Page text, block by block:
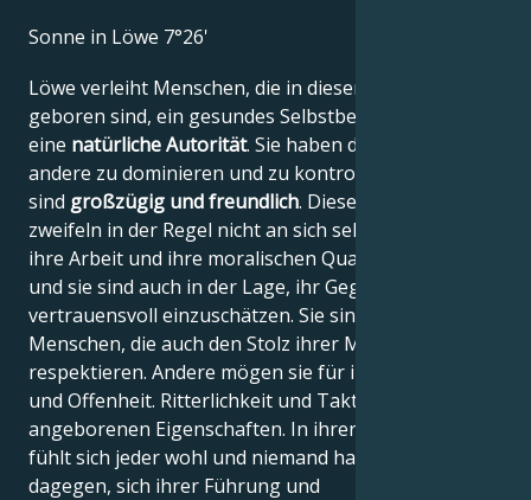
Sonne in Löwe 7°26'
Löwe verleiht Menschen, die in diesem Zeichen
geboren sind, ein gesundes Selbstbewusstsein und
eine natürliche Autorität. Sie haben die Macht,
andere zu dominieren und zu kontrollieren, aber sie
sind großzügig und freundlich. Diese Menschen
zweifeln in der Regel nicht an sich selbst, weil sie an
ihre Arbeit und ihre moralischen Qualitäten glauben,
und sie sind auch in der Lage, ihr Gegenüber
vertrauensvoll einzuschätzen. Sie sind stolze
Menschen, die auch den Stolz ihrer Mitbürger
respektieren. Andere mögen sie für ihre Direktheit
und Offenheit. Ritterlichkeit und Taktgefühl sind ihre
angeborenen Eigenschaften. In ihrer Gegenwart
fühlt sich jeder wohl und niemand hat etwas
dagegen, sich ihrer Führung und